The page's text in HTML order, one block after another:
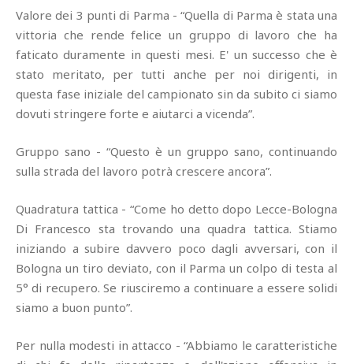
Valore dei 3 punti di Parma - “Quella di Parma è stata una
vittoria che rende felice un gruppo di lavoro che ha
faticato duramente in questi mesi. E' un successo che è
stato meritato, per tutti anche per noi dirigenti, in
questa fase iniziale del campionato sin da subito ci siamo
dovuti stringere forte e aiutarci a vicenda”.
Gruppo sano - “Questo è un gruppo sano, continuando
sulla strada del lavoro potrà crescere ancora”.
Quadratura tattica - “Come ho detto dopo Lecce-Bologna
Di Francesco sta trovando una quadra tattica. Stiamo
iniziando a subire davvero poco dagli avversari, con il
Bologna un tiro deviato, con il Parma un colpo di testa al
5° di recupero. Se riusciremo a continuare a essere solidi
siamo a buon punto”.
Per nulla modesti in attacco - “Abbiamo le caratteristiche